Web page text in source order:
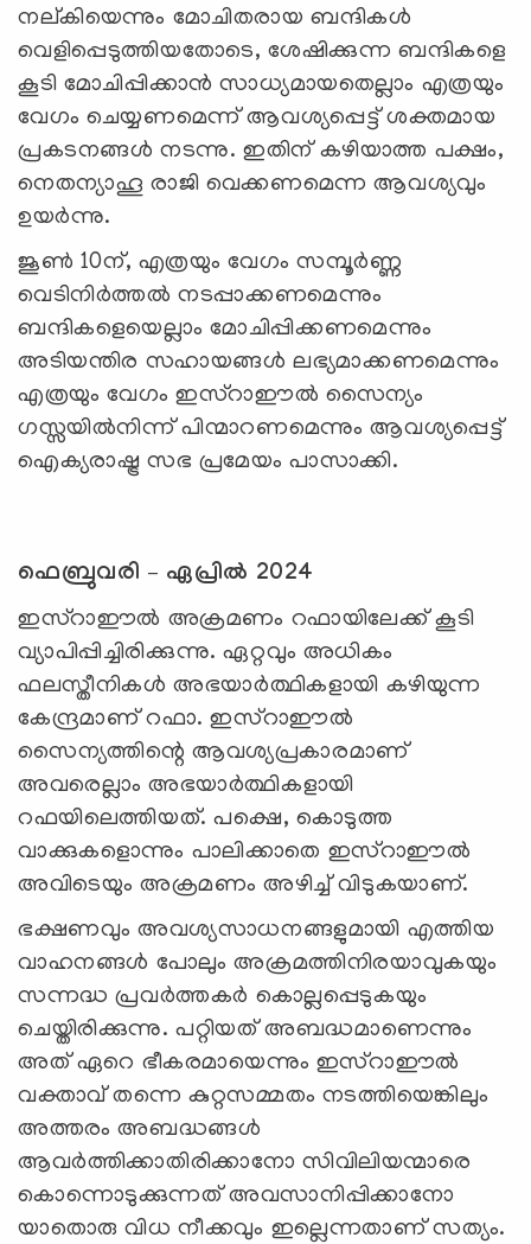
നല്കിയെന്നും മോചിതരായ ബന്ദികള്‍
വെളിപ്പെടുത്തിയതോടെ, ശേഷിക്കുന്ന ബന്ദികളെ
കൂടി മോചിപ്പിക്കാന്‍ സാധ്യമായതെല്ലാം എത്രയും
വേഗം ചെയ്യണമെന്ന് ആവശ്യപ്പെട്ട് ശക്തമായ
പ്രകടനങ്ങള്‍ നടന്നു. ഇതിന് കഴിയാത്ത പക്ഷം,
നെതന്യാഹൂ രാജി വെക്കണമെന്ന ആവശ്യവും
ഉയര്‍ന്നു.
ജൂണ്‍ 10ന്, എത്രയും വേഗം സമ്പൂര്‍ണ്ണ
വെടിനിര്‍ത്തല്‍ നടപ്പാക്കണമെന്നും
ബന്ദികളെയെല്ലാം മോചിപ്പിക്കണമെന്നും
അടിയന്തിര സഹായങ്ങള്‍ ലഭ്യമാക്കണമെന്നും
എത്രയും വേഗം ഇസ്റാഈല്‍ സൈന്യം
ഗസ്സയില്‍നിന്ന് പിന്മാറണമെന്നും ആവശ്യപ്പെട്ട്
ഐക്യരാഷ്ട്ര സഭ പ്രമേയം പാസാക്കി.
ഫെബ്രുവരി – ഏപ്രില്‍ 2024
ഇസ്റാഈല്‍ അക്രമണം റഫായിലേക്ക് കൂടി
വ്യാപിപ്പിച്ചിരിക്കുന്നു. ഏറ്റവും അധികം
ഫലസ്തീനികള്‍ അഭയാര്‍ത്ഥികളായി കഴിയുന്ന
കേന്ദ്രമാണ് റഫാ. ഇസ്റാഈല്‍
സൈന്യത്തിന്റെ ആവശ്യപ്രകാരമാണ്
അവരെല്ലാം അഭയാര്‍ത്ഥികളായി
റഫയിലെത്തിയത്. പക്ഷെ, കൊടുത്ത
വാക്കുകളൊന്നും പാലിക്കാതെ ഇസ്റാഈല്‍
അവിടെയും അക്രമണം അഴിച്ച് വിടുകയാണ്.
ഭക്ഷണവും അവശ്യസാധനങ്ങളുമായി എത്തിയ
വാഹനങ്ങള്‍ പോലും അക്രമത്തിനിരയാവുകയും
സന്നദ്ധ പ്രവര്‍ത്തകര്‍ കൊല്ലപ്പെടുകയും
ചെയ്തിരിക്കുന്നു. പറ്റിയത് അബദ്ധമാണെന്നും
അത് ഏറെ ഭീകരമായെന്നും ഇസ്റാഈല്‍
വക്താവ് തന്നെ കുറ്റസമ്മതം നടത്തിയെങ്കിലും
അത്തരം അബദ്ധങ്ങള്‍
ആവര്‍ത്തിക്കാതിരിക്കാനോ സിവിലിയന്മാരെ
കൊന്നൊടുക്കുന്നത് അവസാനിപ്പിക്കാനോ
യാതൊരു വിധ നീക്കവും ഇല്ലെന്നതാണ് സത്യം.